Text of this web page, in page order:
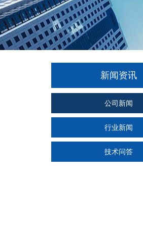
新闻资讯
公司新闻
行业新闻
技术问答